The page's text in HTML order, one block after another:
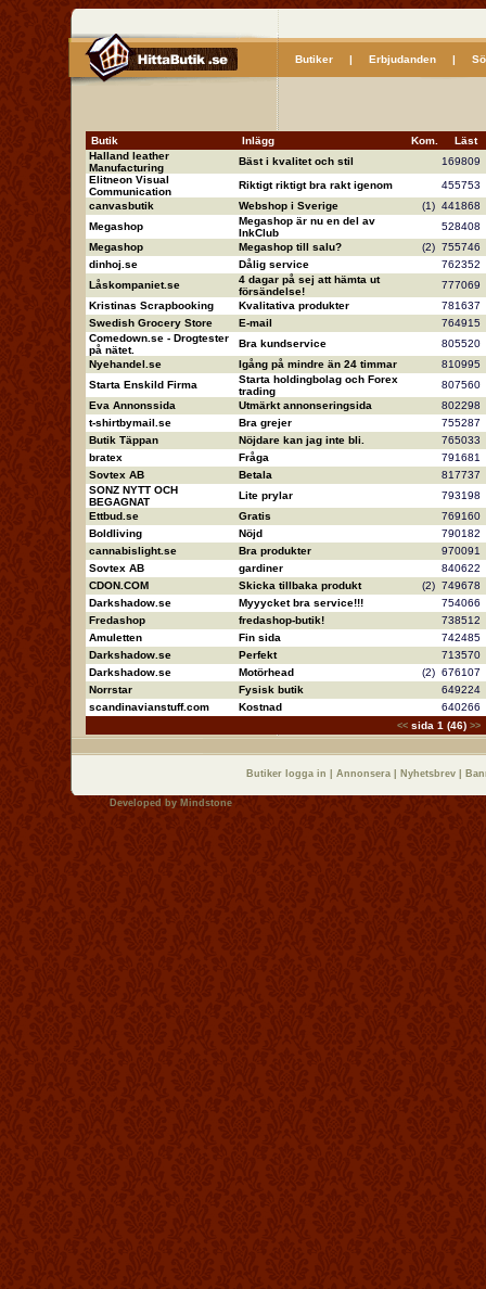
Butiker| Erbjudanden|
Butik Inlägg Kom.
Läst
Halland leather
Manufacturing
Bäst i kvalitet och stil
169809
Elitneon Visual
Communication
Riktigt riktigt bra rakt igenom
455753
canvasbutik
Webshop i Sverige (1) 441868
Megashop
Megashop är nu en del av
InkClub
528408
Megashop
Megashop till salu? (2) 755746
dinhoj.se
Dålig service
762352
Låskompaniet.se
4 dagar på sej att hämta ut
försändelse!
777069
Kristinas Scrapbooking
Kvalitativa produkter
781637
Swedish Grocery Store
E-mail
764915
Comedown.se - Drogtester
på nätet.
Bra kundservice
805520
Nyehandel.se
Igång på mindre än 24 timmar
810995
Starta Enskild Firma
Starta holdingbolag och Forex
trading
807560
Eva Annonssida
Utmärkt annonseringsida
802298
t-shirtbymail.se
Bra grejer
755287
Butik Täppan
Nöjdare kan jag inte bli.
765033
bratex
Fråga
791681
Sovtex AB
Betala
817737
SONZ NYTT OCH
BEGAGNAT
Lite prylar
793198
Ettbud.se
Gratis
769160
Boldliving
Nöjd
790182
cannabislight.se
Bra produkter
970091
Sovtex AB
gardiner
840622
CDON.COM
Skicka tillbaka produkt (2) 749678
Darkshadow.se
Myyycket bra service!!!
754066
Fredashop
fredashop-butik!
738512
Amuletten
Fin sida
742485
Darkshadow.se
Perfekt
713570
Darkshadow.se
Motörhead (2) 676107
Norrstar
Fysisk butik
649224
scandinavianstuff.com
Kostnad 640266
<< sida 1 (46) >>
Butiker logga in Annonsera Nyhetsbrev
Developed by Mindstone